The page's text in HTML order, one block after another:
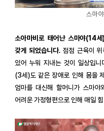
스마
소아마비로 태어난 스마야(14
갖게 되었습니다. 점점 근육이
있어 누워 지내는 것이 일상입
(3세)도 같은 장애로 인해 몸을
엄마를 대신해 할머니가 스마
어려운 가정형편으로 인해 매일